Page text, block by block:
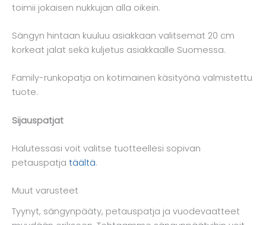
toimii jokaisen nukkujan alla oikein.
Sängyn hintaan kuuluu asiakkaan valitsemat 20 cm
korkeat jalat sekä kuljetus asiakkaalle Suomessa.
Family-runkopatja on kotimainen käsityönä valmistettu
tuote.
Sijauspatjat
Halutessasi voit valitse tuotteellesi sopivan
petauspatja täältä.
Muut varusteet
Tyynyt, sängynpääty, petauspatja ja vuodevaatteet